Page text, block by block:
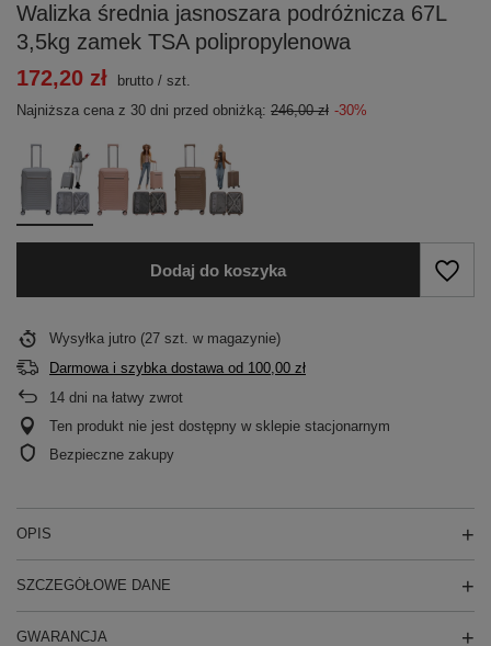
Walizka średnia jasnoszara podróżnicza 67L
3,5kg zamek TSA polipropylenowa
172,20 zł
brutto / szt.
Najniższa cena z 30 dni przed obniżką: 246,00 zł -30%
Dodaj do koszyka
Wysyłka jutro (27 szt. w magazynie)
Darmowa i szybka dostawa od 100,00 zł
14 dni na łatwy zwrot
Ten produkt nie jest dostępny w sklepie stacjonarnym
Bezpieczne zakupy
OPIS
SZCZEGÓŁOWE DANE
GWARANCJA